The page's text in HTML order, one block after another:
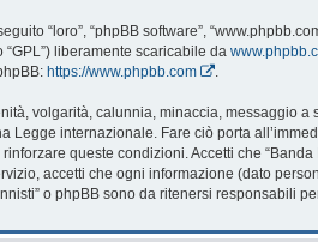
“loro”, “phpBB software”,
“GPL”) liberamente scaricabile da
https://www.phpbb.com .
volgarità, calunnia, minaccia, messaggio
Legge internazionale. Fare ciò porta
queste condizioni. Accetti che
accetti che ogni informazione (dato
o phpBB sono da ritenersi responsabili